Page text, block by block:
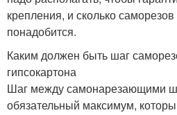
крепления, и сколько
понадобится.
Каким должен быть шаг
гипсокартона
Шаг между самонарезающими
обязательный максимум,